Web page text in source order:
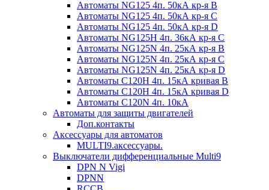
Автоматы NG125 4п. 50кА кр-я B
Автоматы NG125 4п. 50кА кр-я C
Автоматы NG125 4п. 50кА кр-я D
Автоматы NG125H 4п. 36кА кр-я C
Автоматы NG125N 4п. 25кА кр-я B
Автоматы NG125N 4п. 25кА кр-я C
Автоматы NG125N 4п. 25кА кр-я D
Автоматы С120H 4п. 15кА кривая B
Автоматы С120H 4п. 15кА кривая D
Автоматы С120N 4п. 10кА
Автоматы для защиты двигателей
Доп.контакты
Аксессуары для автоматов
MULTI9.аксессуары.
Выключатели дифференциальные Multi9
DPN N Vigi
DPNN